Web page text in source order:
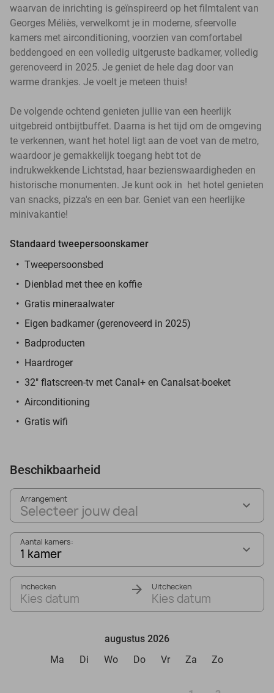
waarvan de inrichting is geïnspireerd op het filmtalent van
Georges Méliès, verwelkomt je in moderne, sfeervolle
kamers met airconditioning, voorzien van comfortabel
beddengoed en een volledig uitgeruste badkamer, volledig
gerenoveerd in 2025. Je geniet de hele dag door van
warme drankjes. Je voelt je meteen thuis!
De volgende ochtend genieten jullie van een heerlijk
uitgebreid ontbijtbuffet. Daarna is het tijd om de omgeving
te verkennen, want het hotel ligt aan de voet van de metro,
waardoor je gemakkelijk toegang hebt tot de
indrukwekkende Lichtstad, haar bezienswaardigheden en
historische monumenten. Je kunt ook in het hotel genieten
van snacks, pizza's en een bar. Geniet van een heerlijke
minivakantie!
Standaard tweepersoonskamer
Tweepersoonsbed
Dienblad met thee en koffie
Gratis mineraalwater
Eigen badkamer (gerenoveerd in 2025)
Badproducten
Haardroger
32" flatscreen-tv met Canal+ en Canalsat-boeket
Airconditioning
Gratis wifi
Beschikbaarheid
Arrangement
Selecteer jouw deal
Aantal kamers:
1 kamer
Inchecken
Kies datum
Uitchecken
Kies datum
augustus 2026
Ma
Di Wo Do Vr Za Zo